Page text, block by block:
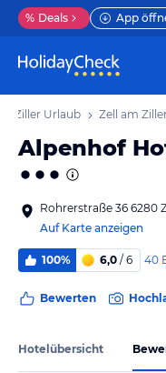
% Deals App
Ziller Urlaub Zell am
Alpenhof
Rohrerstraße 36 6280
Auf Karte anzeigen
100% 6,0 / 6 40
Bewerten
Hotelübersicht